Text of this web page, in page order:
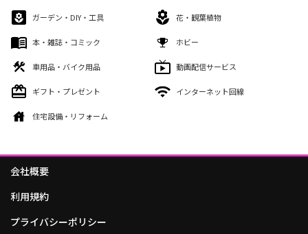
ガーデン・DIY・工具 花・観葉植物
本・雑誌・コミック ホビー
車用品・バイク用品 動画配信サービス
ギフト・プレゼント インターネット回線
住宅設備・リフォーム
会社概要
利用規約
プライバシーポリシー